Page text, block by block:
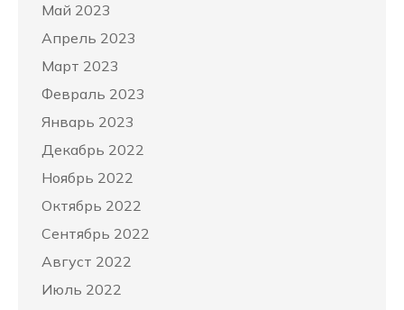
Май 2023
Апрель 2023
Март 2023
Февраль 2023
Январь 2023
Декабрь 2022
Ноябрь 2022
Октябрь 2022
Сентябрь 2022
Август 2022
Июль 2022